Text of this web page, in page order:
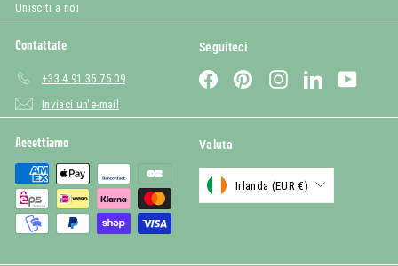
Unisciti a noi
Contattate
+33 4 91 35 75 09
Inviaci un'e-mail
Seguiteci
FacebookPinterestInstagramLinkedIn
Accettiamo Valuta
Irlanda (EUR €)